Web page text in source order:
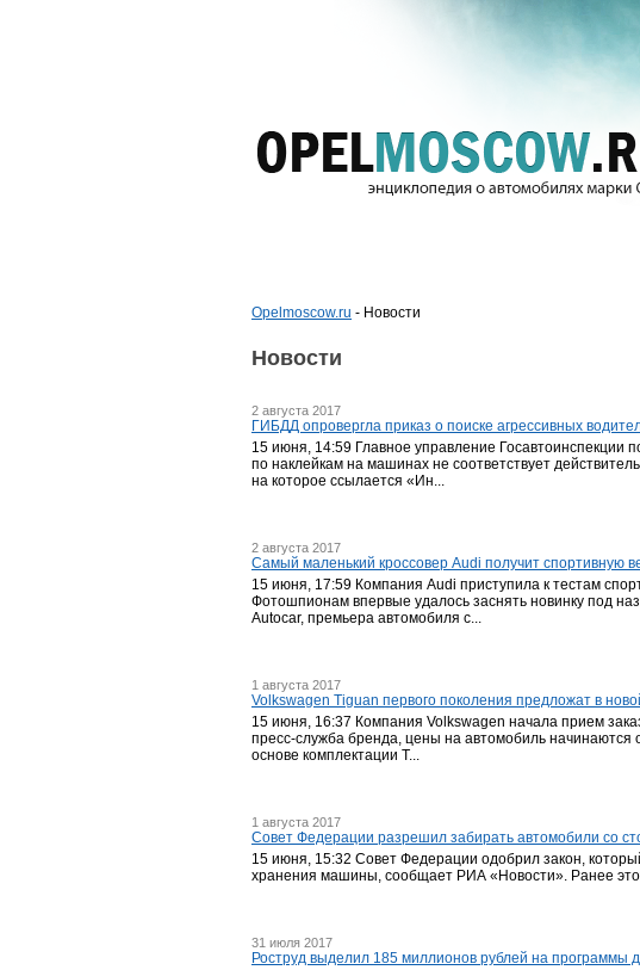
Opelmoscow.ru - Новости
Новости
2 августа 2017
ГИБДД опровергла приказ о поиске агрессивных
15 июня, 14:59 Главное управление Госавтоинспекции
по наклейкам на машинах не соответствует
на которое ссылается «Ин...
2 августа 2017
Самый маленький кроссовер Audi получит спортивную
15 июня, 17:59 Компания Audi приступила к тестам
Фотошпионам впервые удалось заснять новинку под
Autocar, премьера автомобиля с...
1 августа 2017
Volkswagen Tiguan первого поколения предложат в
15 июня, 16:37 Компания Volkswagen начала прием
пресс-служба бренда, цены на автомобиль начинаются
основе комплектации T...
1 августа 2017
Совет Федерации разрешил забирать автомобили со
15 июня, 15:32 Совет Федерации одобрил закон,
хранения машины, сообщает РИА «Новости». Ранее
31 июля 2017
Роструд выделил 185 миллионов рублей на программы